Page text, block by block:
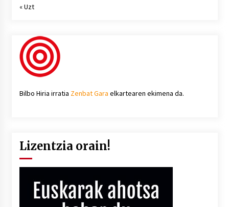
« Uzt
Bilbo Hiria irratia Zenbat Gara elkartearen ekimena da.
Lizentzia orain!